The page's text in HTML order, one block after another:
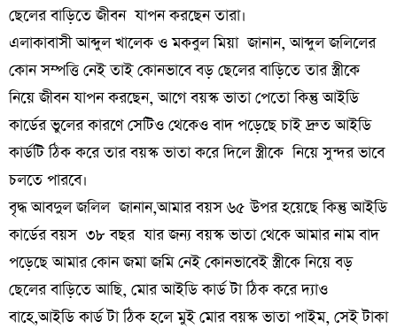
ছেলের বাড়িতে জীবন যাপন করছেন তারা।
এলাকাবাসী আব্দুল খালেক ও মকবুল মিয়া জানান, আব্দুল জলিলের
কোন সম্পত্তি নেই তাই কোনভাবে বড় ছেলের বাড়িতে তার স্ত্রীকে
নিয়ে জীবন যাপন করছেন, আগে বয়স্ক ভাতা পেতো কিন্তু আইডি
কার্ডের ভুলের কারণে সেটিও থেকেও বাদ পড়েছে চাই দ্রুত আইডি
কার্ডটি ঠিক করে তার বয়স্ক ভাতা করে দিলে স্ত্রীকে নিয়ে সুন্দর ভাবে
চলতে পারবে।
বৃদ্ধ আবদুল জলিল জানান,আমার বয়স ৬৫ উপর হয়েছে কিন্তু আইডি
কার্ডের বয়স ৩৮ বছর যার জন্য বয়স্ক ভাতা থেকে আমার নাম বাদ
পড়েছে আমার কোন জমা জমি নেই কোনভাবেই স্ত্রীকে নিয়ে বড়
ছেলের বাড়িতে আছি, মোর আইডি কার্ড টা ঠিক করে দ্যাও
বাহে,আইডি কার্ড টা ঠিক হলে মুই মোর বয়স্ক ভাতা পাইম, সেই টাকা